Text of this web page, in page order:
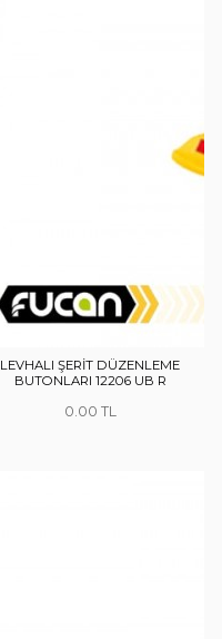
LEVHALI ŞERİT DÜZENLEME
BUTONLARI 12206 UB R
0.00